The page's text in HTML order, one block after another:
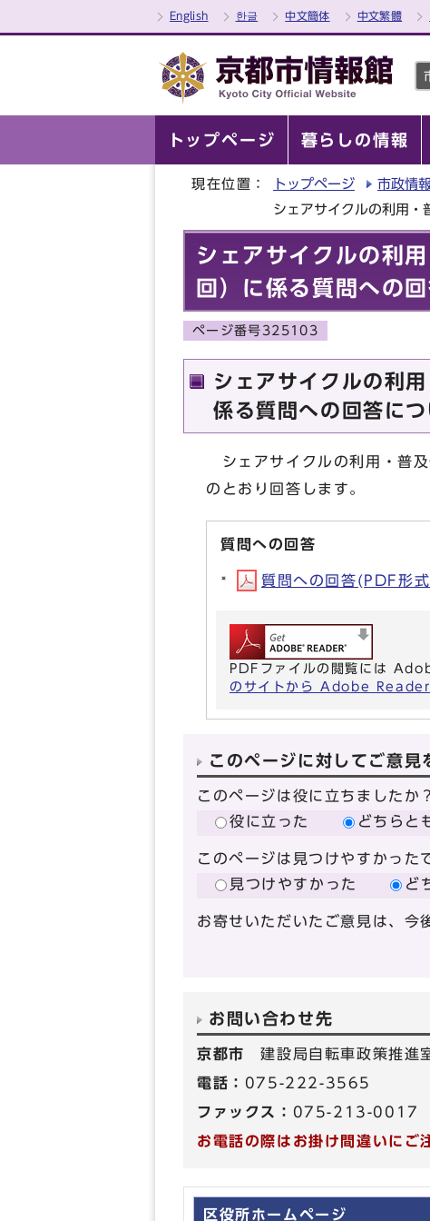
English 한글 中文簡体 中文繁體
トップページ 暮らしの情報
現在位置： トップページ 市政情報
シェアサイクルの利用・
シェアサイクルの利
回）に係る質問への
ページ番号325103
シェアサイクルの利
係る質問への回答につ
シェアサイクルの利用・普
のとおり回答します。
質問への回答
質問への回答(PDF形
PDFファイルの閲覧には
のサイトから Adobe Reader
このページに対してご意見
このページは役に立ちましたか？
役に立った
どちらと
このページは見つけやすかった
見つけやすかった
ど
お寄せいただいたご意見は、今
お問い合わせ先
京都市建設局自転車政策推進
電話： 075-222-3565
ファックス： 075-213-0017
お電話の際はお掛け間違いにご
区役所ホームページ